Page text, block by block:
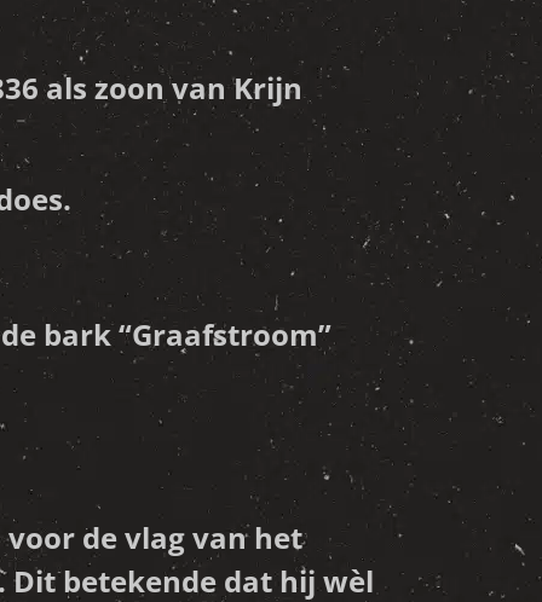
als zoon van Krijn
bark “Graafstroom”
de vlag van het
Dit betekende dat hij wèl